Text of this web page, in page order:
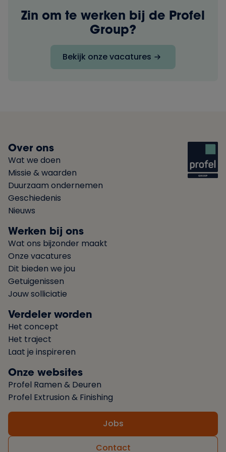
Zin om te werken bij de Profel
Group?
Bekijk onze vacatures
Over ons
Wat we doen
Missie & waarden
Duurzaam ondernemen
Geschiedenis
Nieuws
Werken bij ons
Wat ons bijzonder maakt
Onze vacatures
Dit bieden we jou
Getuigenissen
Jouw solliciatie
Verdeler worden
Het concept
Het traject
Laat je inspireren
Onze websites
Profel Ramen & Deuren
Profel Extrusion & Finishing
Jobs
Contact